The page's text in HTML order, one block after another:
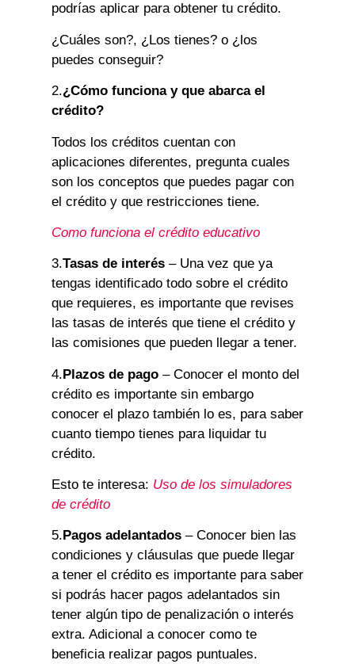
podrías aplicar para obtener tu crédito.
¿Cuáles son?, ¿Los tienes? o ¿los
puedes conseguir?
2.¿Cómo funciona y que abarca el
crédito?
Todos los créditos cuentan con
aplicaciones diferentes, pregunta cuales
son los conceptos que puedes pagar con
el crédito y que restricciones tiene.
Como funciona el crédito educativo
3.Tasas de interés – Una vez que ya
tengas identificado todo sobre el crédito
que requieres, es importante que revises
las tasas de interés que tiene el crédito y
las comisiones que pueden llegar a tener.
4.Plazos de pago – Conocer el monto del
crédito es importante sin embargo
conocer el plazo también lo es, para saber
cuanto tiempo tienes para liquidar tu
crédito.
Esto te interesa: Uso de los simuladores
de crédito
5. Pagos adelantados – Conocer bien las
condiciones y cláusulas que puede llegar
a tener el crédito es importante para saber
si podrás hacer pagos adelantados sin
tener algún tipo de penalización o interés
extra. Adicional a conocer como te
beneficia realizar pagos puntuales.